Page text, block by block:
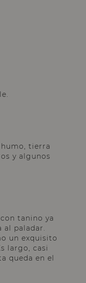
tierra
y algunos
tanino ya
al paladar.
un exquisito
largo, casi
queda en el